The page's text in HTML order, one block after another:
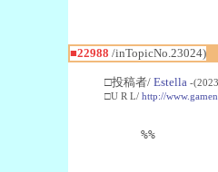
■22988 /inTopicNo.23024)
□投稿者/ Estella -
□U R L/ http://
%%